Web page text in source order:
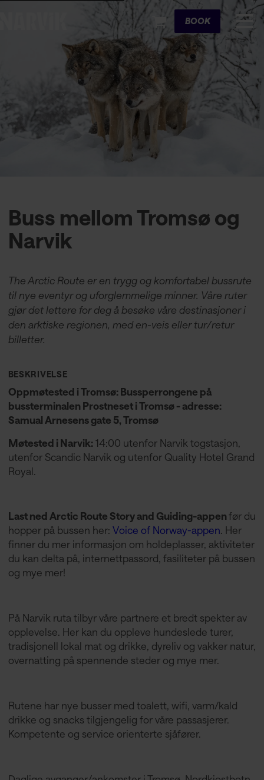
Cart
BOOK
Buss mellom Tromsø og
Narvik
The Arctic Route er en trygg og komfortabel bussrute
til nye eventyr og uforglemmelige minner. Våre ruter
gjør det lettere for deg å besøke våre destinasjoner i
den arktiske regionen, med en-veis eller tur/retur
billetter.
BESKRIVELSE
Oppmøtested i Tromsø: Bussperrongene på
bussterminalen Prostneset i Tromsø - adresse:
Samual Arnesens gate 5, Tromsø
Møtested i Narvik: 14:00 utenfor Narvik togstasjon,
utenfor Scandic Narvik og utenfor Quality Hotel Grand
Royal.
Last ned Arctic Route Story and Guiding-appen før du
hopper på bussen her: Voice of Norway-appen. Her
finner du mer informasjon om holdeplasser, aktiviteter
du kan delta på, internettpassord, fasiliteter på bussen
og mye mer!
På Narvik ruta tilbyr våre partnere et bredt spekter av
opplevelse. Her kan du oppleve hundeslede turer,
tradisjonell lokal mat og drikke, dyreliv og vakker natur,
overnatting på spennende steder og mye mer.
Rutene har nye busser med toalett, wifi, varm/kald
drikke og snacks tilgjengelig for våre passasjerer.
Kompetente og service orienterte sjåfører.